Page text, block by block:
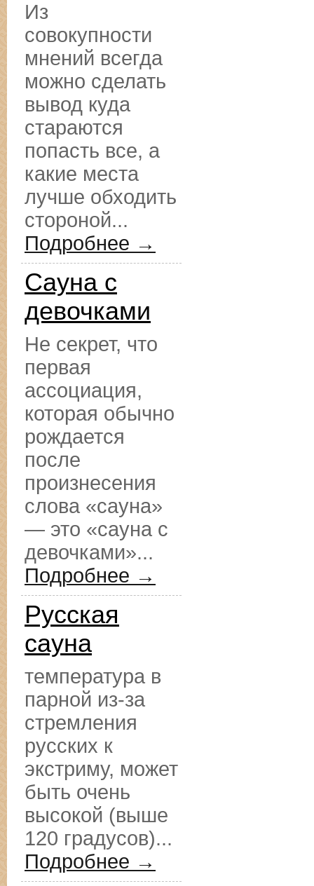
Из
совокупности
мнений всегда
можно сделать
вывод куда
стараются
попасть все, а
какие места
лучше обходить
стороной...
Подробнее →
Сауна с
девочками
Не секрет, что
первая
ассоциация,
которая обычно
рождается
после
произнесения
слова «сауна»
— это «сауна с
девочками»...
Подробнее →
Русская
сауна
температура в
парной из-за
стремления
русских к
экстриму, может
быть очень
высокой (выше
120 градусов)...
Подробнее →